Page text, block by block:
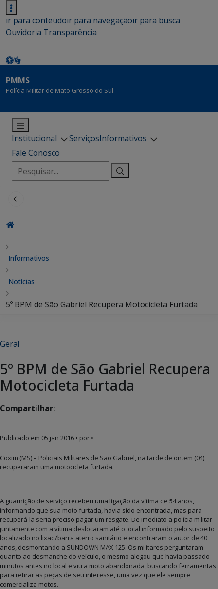
ir para conteúdoir para navegaçãoir para busca
Ouvidoria Transparência
PMMS
Polícia Militar de Mato Grosso do Sul
Institucional ServiçosInformativos
Fale Conosco
Pesquisar
por:
Informativos
Notícias
5º BPM de São Gabriel Recupera Motocicleta Furtada
Geral
5º BPM de São Gabriel Recupera
Motocicleta Furtada
Compartilhar:
Publicado em 05 jan 2016 • por •
Coxim (MS) – Policiais Militares de São Gabriel, na tarde de ontem (04)
recuperaram uma motocicleta furtada.
A guarnição de serviço recebeu uma ligação da vítima de 54 anos,
informando que sua moto furtada, havia sido encontrada, mas para
recuperá-la seria preciso pagar um resgate. De imediato a polícia militar
juntamente com a vítima deslocaram até o local informado pelo suspeito
localizado no lixão/barra aterro sanitário e encontraram o autor de 40
anos, desmontando a SUNDOWN MAX 125. Os militares perguntaram
quanto ao desmanche do veículo, o mesmo alegou que havia passado
minutos antes no local e viu a moto abandonada, buscando ferramentas
para retirar as peças de seu interesse, uma vez que ele sempre
comercializa motos.